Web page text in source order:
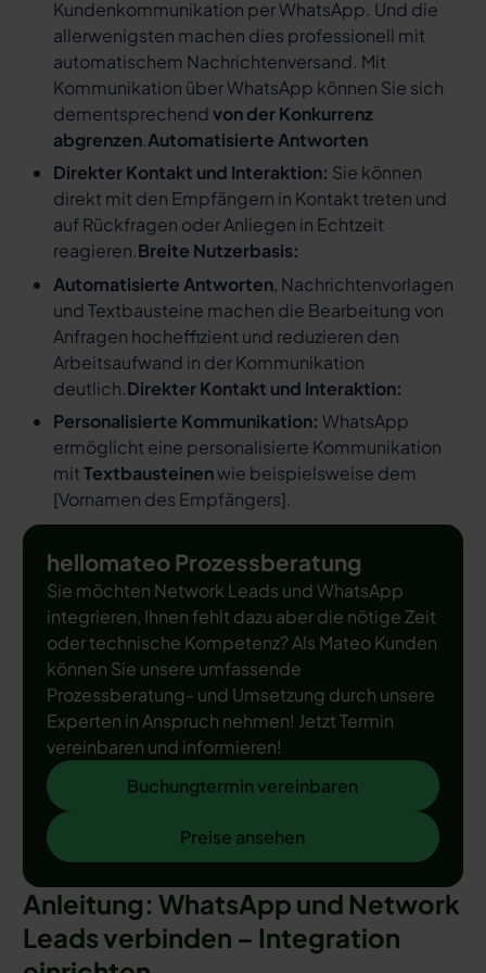
Kundenkommunikation per WhatsApp. Und die
allerwenigsten machen dies professionell mit
automatischem Nachrichtenversand. Mit
Kommunikation über WhatsApp können Sie sich
dementsprechendvon der Konkurrenz
abgrenzen.Automatisierte Antworten
Direkter Kontakt und Interaktion: Sie können
direkt mit den Empfängern in Kontakt treten und
auf Rückfragen oder Anliegen in Echtzeit
reagieren.Breite Nutzerbasis:
Automatisierte Antworten, Nachrichtenvorlagen
und Textbausteine machen die Bearbeitung von
Anfragen hocheffizient und reduzieren den
Arbeitsaufwand in der Kommunikation
deutlich.Direkter Kontakt und Interaktion:
Personalisierte Kommunikation: WhatsApp
ermöglicht eine personalisierte Kommunikation
mitTextbausteinenwie beispielsweise dem
[Vornamen des Empfängers].
hellomateo Prozessberatung
Sie möchten Network Leads und WhatsApp
integrieren, Ihnen fehlt dazu aber die nötige Zeit
oder technische Kompetenz? Als Mateo Kunden
können Sie unsere umfassende
Prozessberatung- und Umsetzung durch unsere
Experten in Anspruch nehmen! Jetzt Termin
vereinbaren und informieren!
Buchungtermin vereinbaren
Buchungtermin vereinbaren
Preise ansehen
Preise ansehen
Anleitung: WhatsApp und Network
Leads verbinden – Integration